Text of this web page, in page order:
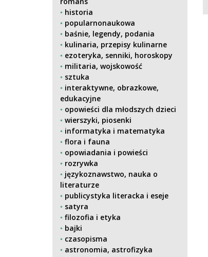
historia
popularnonaukowa
baśnie, legendy, podania
kulinaria, przepisy kulinarne
ezoteryka, senniki, horoskopy
militaria, wojskowość
sztuka
interaktywne, obrazkowe,
edukacyjne
opowieści dla młodszych dzieci
wierszyki, piosenki
informatyka i matematyka
flora i fauna
opowiadania i powieści
rozrywka
językoznawstwo, nauka o
literaturze
publicystyka literacka i eseje
satyra
filozofia i etyka
bajki
czasopisma
astronomia, astrofizyka